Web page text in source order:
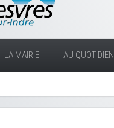
LA MAIRIE AU QUOTIDIEN